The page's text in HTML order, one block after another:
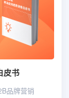
皮书
品牌营销